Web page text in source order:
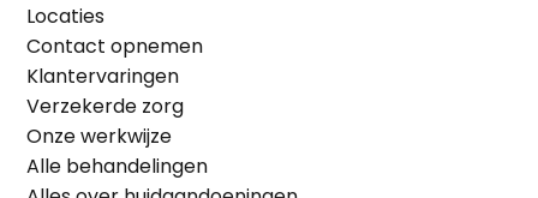
Locaties
Contact opnemen
Klantervaringen
Verzekerde zorg
Onze werkwijze
Alle behandelingen